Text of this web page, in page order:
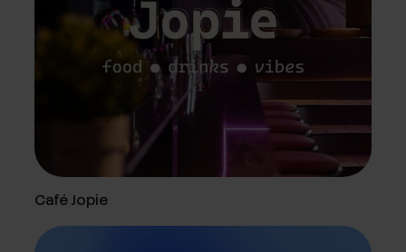
Café Jopie